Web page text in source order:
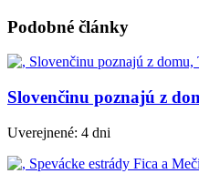
Podobné články
Slovenčinu poznajú z
Uverejnené: 4 dni